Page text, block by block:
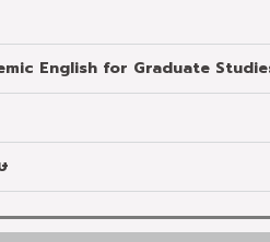
English for Graduate